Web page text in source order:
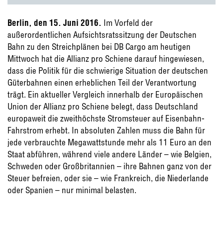
Berlin, den 15. Juni 2016. Im Vorfeld der
außerordentlichen Aufsichtsratssitzung der Deutschen
Bahn zu den Streichplänen bei DB Cargo am heutigen
Mittwoch hat die Allianz pro Schiene darauf hingewiesen,
dass die Politik für die schwierige Situation der deutschen
Güterbahnen einen erheblichen Teil der Verantwortung
trägt. Ein aktueller Vergleich innerhalb der Europäischen
Union der Allianz pro Schiene belegt, dass Deutschland
europaweit die zweithöchste Stromsteuer auf Eisenbahn-
Fahrstrom erhebt. In absoluten Zahlen muss die Bahn für
jede verbrauchte Megawattstunde mehr als 11 Euro an den
Staat abführen, während viele andere Länder – wie Belgien,
Schweden oder Großbritannien – ihre Bahnen ganz von der
Steuer befreien, oder sie – wie Frankreich, die Niederlande
oder Spanien – nur minimal belasten.